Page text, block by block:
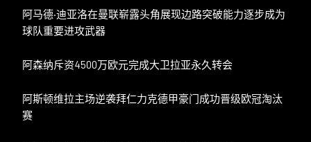
阿马德·迪亚洛在曼联崭露头角展现边路突破能力逐步成为
球队重要进攻武器
阿森纳斥资4500万欧元完成大卫拉亚永久转会
阿斯顿维拉主场逆袭拜仁力克德甲豪门成功晋级欧冠淘汰
赛